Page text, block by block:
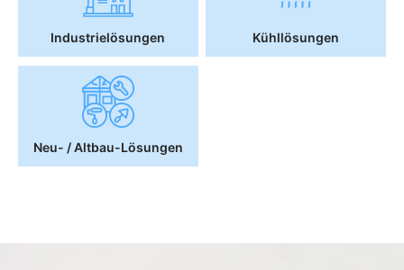
Industrielösungen Kühllösungen
Neu- / Altbau-Lösungen